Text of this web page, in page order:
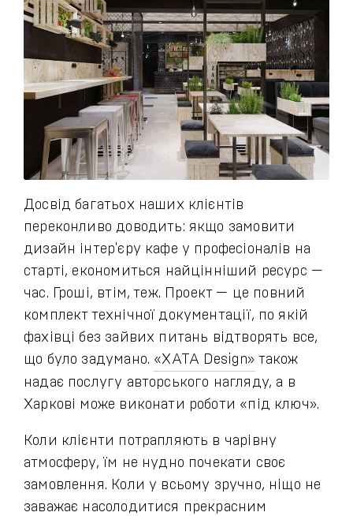
Досвід багатьох наших клієнтів
переконливо доводить: якщо замовити
дизайн інтер'єру кафе у професіоналів на
старті, економиться найцінніший ресурс —
час. Гроші, втім, теж. Проект — це повний
комплект технічної документації, по якій
фахівці без зайвих питань відтворять все,
що було задумано. «ХАТА Design» також
надає послугу авторського нагляду, а в
Харкові може виконати роботи «під ключ».
Коли клієнти потрапляють в чарівну
атмосферу, їм не нудно почекати своє
замовлення. Коли у всьому зручно, ніщо не
заважає насолодитися прекрасним